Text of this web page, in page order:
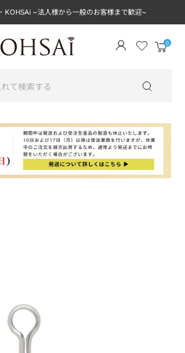
KOHSAi ~法人様から一般のお客様まで歓迎~